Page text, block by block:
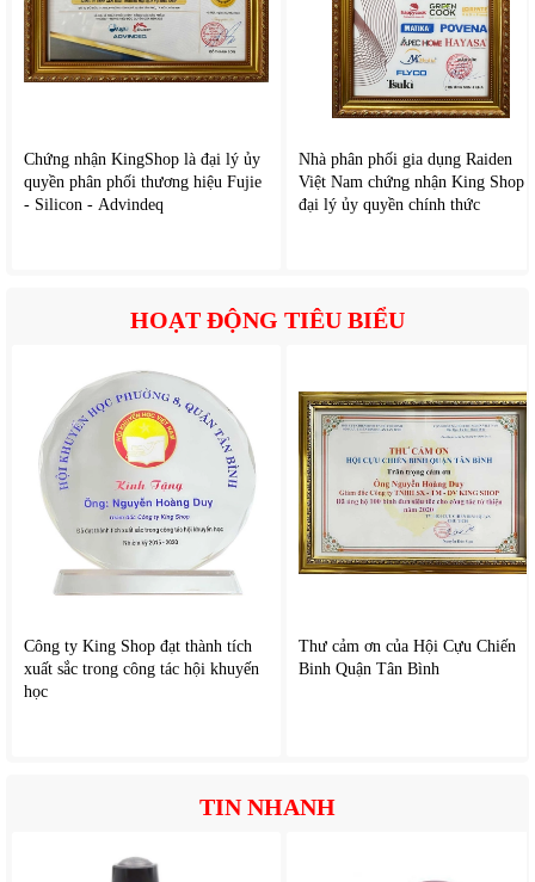
Ngoài raMitsubishi Electric 1.5HP MSY-JY35VFcòn có chức
năng tự động làm sạch dàn lạnh loại bỏ mùi hôi, nấm mốc, nâng
Chứng nhận KingShop là đại lý ủy
quyền phân phối thương hiệu Fujie
- Silicon - Advindeq
Nhà phân phối gia dụng Raiden
Việt Nam chứng nhận King Shop
đại lý ủy quyền chính thức
HOẠT ĐỘNG TIÊU BIỂU
Công ty King Shop đạt thành tích
xuất sắc trong công tác hội khuyến
học
Thư cảm ơn của Hội Cựu Chiến
Binh Quận Tân Bình
TIN NHANH